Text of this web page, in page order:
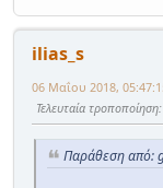
ilias_s
06 Μαΐου 2018,
Τελευταία τροποποίηση
Παράθεση από: